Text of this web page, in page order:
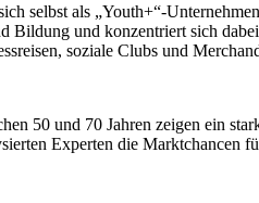
selbst als „Youth+“-
und konzentriert sich
soziale Clubs und
50 und 70 Jahren zeigen ein
Experten die Marktchancen